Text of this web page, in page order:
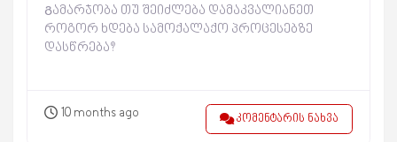
Გამარჯობა თუ შეიძლება დამაკვალიანეთ
როგორ ხდება სამოქალაქო პროცესებზე
დასწრება?
10 months ago კომენტარის ნახვა